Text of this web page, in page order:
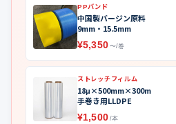
PPバンド
中国製バージン原料
9mm・15.5mm
¥5,350 〜/巻
ストレッチフィルム
18μ×500mm×300m
手巻き用LLDPE
¥1,500 /本